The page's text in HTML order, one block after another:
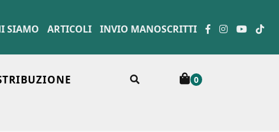
SIAMO ARTICOLI INVIO MANOSCRITTI
0